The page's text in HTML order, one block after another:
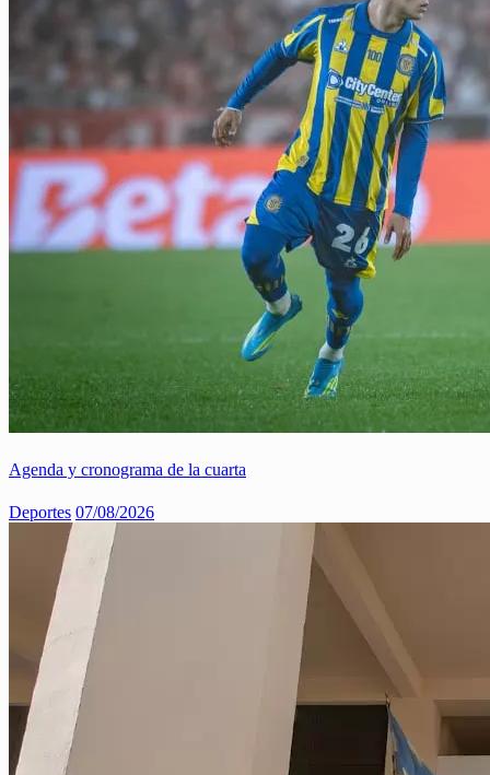
Agenda y cronograma de la cuarta
Deportes 07/08/2026